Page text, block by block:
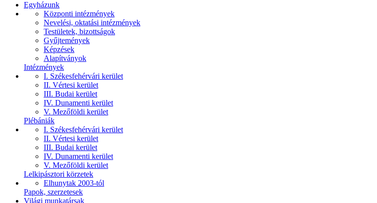
Egyházunk
Központi intézmények
Nevelési, oktatási intézmények
Testületek, bizottságok
Gyűjtemények
Képzések
Alapítványok
Intézmények
I. Székesfehérvári kerület
II. Vértesi kerület
III. Budai kerület
IV. Dunamenti kerület
V. Mezőföldi kerület
Plébániák
I. Székesfehérvári kerület
II. Vértesi kerület
III. Budai kerület
IV. Dunamenti kerület
V. Mezőföldi kerület
Lelkipásztori körzetek
Elhunytak 2003-tól
Papok, szerzetesek
Világi munkatársak